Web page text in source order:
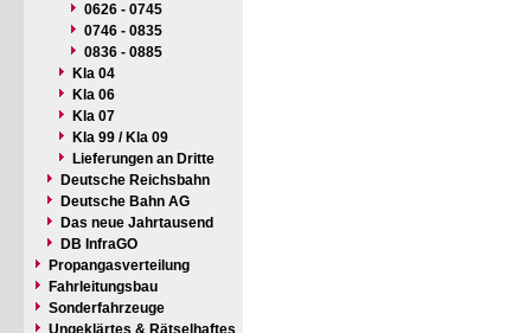
0626 - 0745
0746 - 0835
0836 - 0885
Kla 04
Kla 06
Kla 07
Kla 99 / Kla 09
Lieferungen an Dritte
Deutsche Reichsbahn
Deutsche Bahn AG
Das neue Jahrtausend
DB InfraGO
Propangasverteilung
Fahrleitungsbau
Sonderfahrzeuge
Ungeklärtes & Rätselhaftes